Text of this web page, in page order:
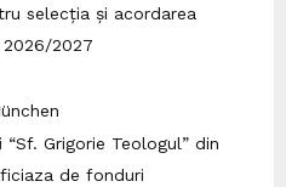
selecția și acordarea
2026/2027
Grigorie Teologul” din
de fonduri